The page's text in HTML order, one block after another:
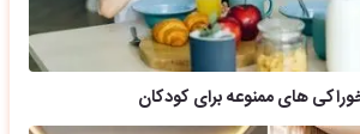
های ممنوعه برای کودکان